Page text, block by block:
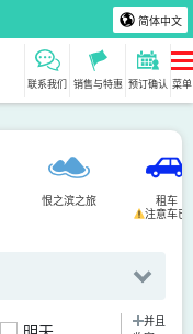
简体中文
联系我们 销售与特惠 预订确认 菜单
恨之滨之旅
租车
注意车已
并且